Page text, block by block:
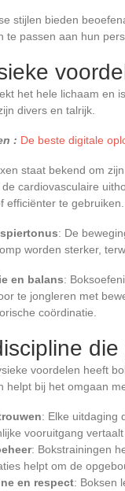
stijlen bieden
te passen aan hun
het hele lichaam en
divers en talrijk.
: De beste digitale
staat bekend om
cardiovasculaire
efficiënter te gebruiken.
: De
worden sterker,
en balans:
te jongleren met
coördinatie.
voordelen heeft
helpt bij het omgaan
: Elke uitdaging
vooruitgang
: Bokstrainingen
helpt om de
en respect: Boksen